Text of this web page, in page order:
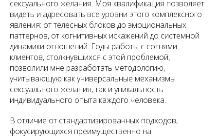
сексуального желания. Моя квалификация позволяет
видеть и адресовать все уровни этого комплексного
явления: от телесных блоков до эмоциональных
паттернов, от когнитивных искажений до системной
динамики отношений. Годы работы с сотнями
клиентов, столкнувшихся с этой проблемой,
позволили мне разработать методологию,
учитывающую как универсальные механизмы
сексуального желания, так и уникальность
индивидуального опыта каждого человека.
В отличие от стандартизированных подходов,
фокусирующихся преимущественно на